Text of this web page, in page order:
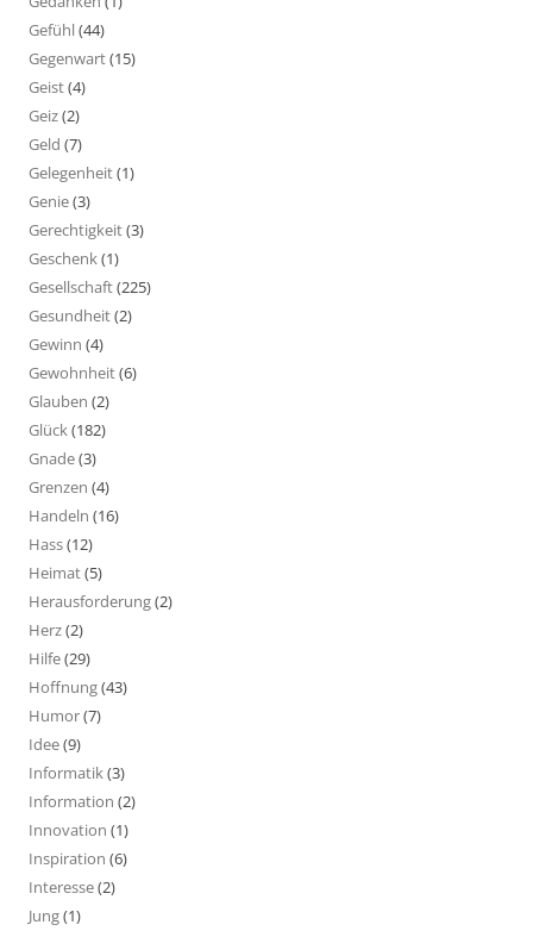
Gefühl(44)
Gegenwart(15)
Geist(4)
Geiz(2)
Geld (7)
Gelegenheit(1)
Genie(3)
Gerechtigkeit(3)
Geschenk(1)
Gesellschaft(225)
Gesundheit(2)
Gewinn (4)
Gewohnheit(6)
Glauben (2)
Glück(182)
Gnade(3)
Grenzen (4)
Handeln (16)
Hass(12)
Heimat(5)
Herausforderung(2)
Herz(2)
Hilfe(29)
Hoffnung(43)
Humor(7)
Idee(9)
Informatik(3)
Information (2)
Innovation (1)
Inspiration (6)
Interesse(2)
Jung(1)